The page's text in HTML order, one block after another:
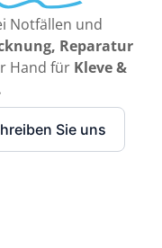
Notfällen und
Reparatur
Hand für Kleve &
Sie uns